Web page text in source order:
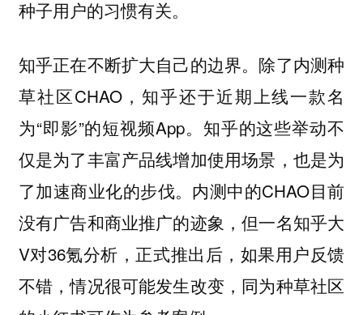
种子用户的习惯有关。
知乎正在不断扩大自己的边界。除了内测种
草社区CHAO，知乎还于近期上线一款名
为“即影”的短视频App。知乎的这些举动不
仅是为了丰富产品线增加使用场景，也是为
了加速商业化的步伐。内测中的CHAO目前
没有广告和商业推广的迹象，但一名知乎大
V对36氪分析，正式推出后，如果用户反馈
不错，情况很可能发生改变，同为种草社区